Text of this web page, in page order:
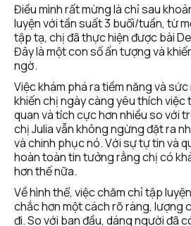
Điều mình rất mừng là chỉ sau
luyện với tần suất 3 buổi/tuần, từ
tập tạ, chị đã thực hiện được bài
Đây là một con số ấn tượng và
ngờ.
Việc khám phá ra tiềm năng và
khiến chị ngày càng yêu thích việc
quan và tích cực hơn nhiều so với
chị Julia vẫn không ngừng đặt ra
và chinh phục nó. Với sự tự tin và
hoàn toàn tin tưởng rằng chị có
hơn thế nữa.
Về hình thể, việc chăm chỉ tập
chắc hơn một cách rõ ràng, lượng
đi. So với ban đầu, dáng người đã